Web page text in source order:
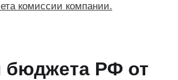
комиссии компании.
РФ от